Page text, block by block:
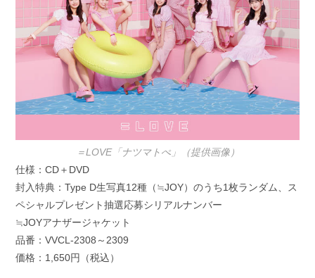
＝LOVE「ナツマトぺ」（提供画像）
仕様：CD＋DVD
封入特典：Type D生写真12種（≒JOY）のうち1枚ランダム、ス
ペシャルプレゼント抽選応募シリアルナンバー
≒JOYアナザージャケット
品番：VVCL-2308～2309
価格：1,650円（税込）